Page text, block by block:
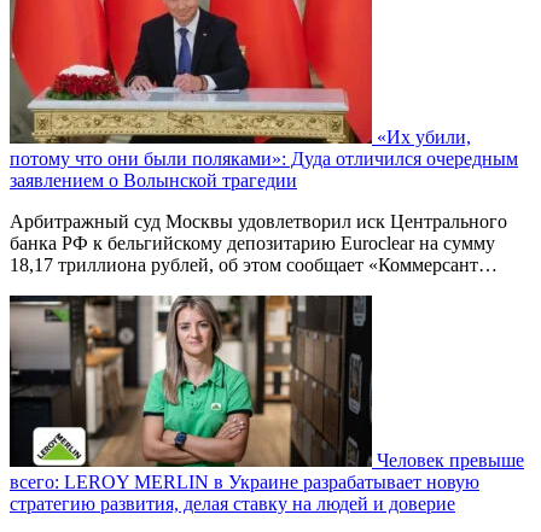
«Их убили,
потому что они были поляками»: Дуда отличился очередным
заявлением о Волынской трагедии
Арбитражный суд Москвы удовлетворил иск Центрального
банка РФ к бельгийскому депозитарию Euroclear на сумму
18,17 триллиона рублей, об этом сообщает «Коммерсант…
Человек превыше
всего: LEROY MERLIN в Украине разрабатывает новую
стратегию развития, делая ставку на людей и доверие